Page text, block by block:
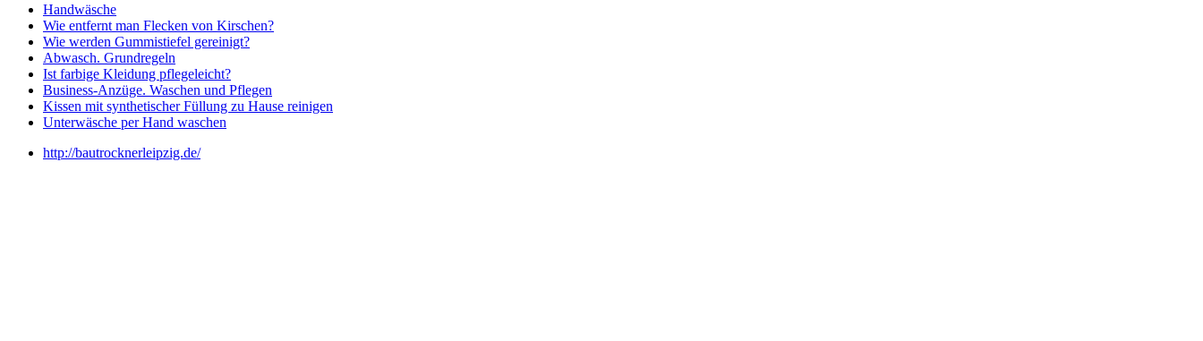
Handwäsche
Wie entfernt man Flecken von Kirschen?
Wie werden Gummistiefel gereinigt?
Abwasch. Grundregeln
Ist farbige Kleidung pflegeleicht?
Business-Anzüge. Waschen und Pflegen
Kissen mit synthetischer Füllung zu Hause reinigen
Unterwäsche per Hand waschen
http://bautrocknerleipzig.de/